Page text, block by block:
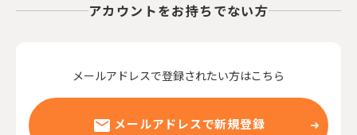
アカウントをお持ちでない方
メールアドレスで登録されたい方はこちら
メールアドレスで新規登録